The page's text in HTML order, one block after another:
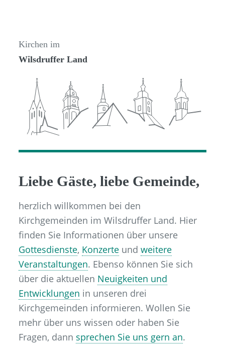
Kirchen im
Wilsdruffer Land
Liebe Gäste, liebe Gemeinde,
herzlich willkommen bei den
Kirchgemeinden im Wilsdruffer Land. Hier
finden Sie Informationen über unsere
Gottesdienste, Konzerteund weitere
Veranstaltungen. Ebenso können Sie sich
über die aktuellen Neuigkeiten und
Entwicklungen in unseren drei
Kirchgemeinden informieren. Wollen Sie
mehr über uns wissen oder haben Sie
Fragen, dann sprechen Sie uns gern an.